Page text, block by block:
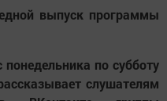
выпуск программы
по субботу
слушателям